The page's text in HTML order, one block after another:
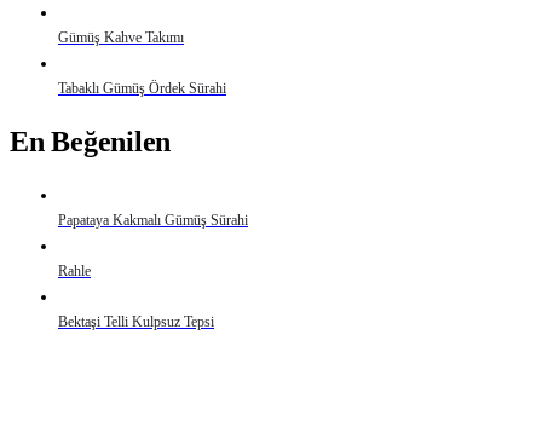
Gümüş Kahve Takımı
Tabaklı Gümüş Ördek Sürahi
En Beğenilen
Papataya Kakmalı Gümüş Sürahi
Rahle
Bektaşi Telli Kulpsuz Tepsi